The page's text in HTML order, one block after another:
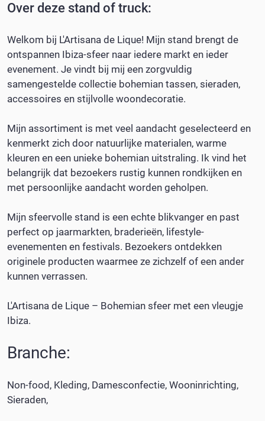
Over deze stand of truck:
Welkom bij L'Artisana de Lique! Mijn stand brengt de
ontspannen Ibiza-sfeer naar iedere markt en ieder
evenement. Je vindt bij mij een zorgvuldig
samengestelde collectie bohemian tassen, sieraden,
accessoires en stijlvolle woondecoratie.
Mijn assortiment is met veel aandacht geselecteerd en
kenmerkt zich door natuurlijke materialen, warme
kleuren en een unieke bohemian uitstraling. Ik vind het
belangrijk dat bezoekers rustig kunnen rondkijken en
met persoonlijke aandacht worden geholpen.
Mijn sfeervolle stand is een echte blikvanger en past
perfect op jaarmarkten, braderieën, lifestyle-
evenementen en festivals. Bezoekers ontdekken
originele producten waarmee ze zichzelf of een ander
kunnen verrassen.
L'Artisana de Lique – Bohemian sfeer met een vleugje
Ibiza.
Branche:
Non-food Kleding Damesconfectie Wooninrichting
Sieraden